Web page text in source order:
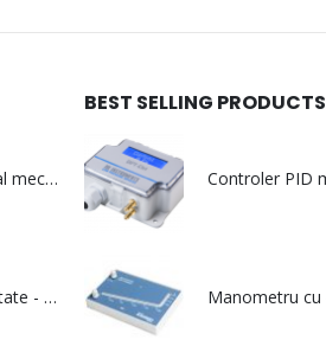
Presostat diferențial mecanic pentru aer - PS
Traductor de umiditate - RHT Duct
BEST SELLING PRODUCTS